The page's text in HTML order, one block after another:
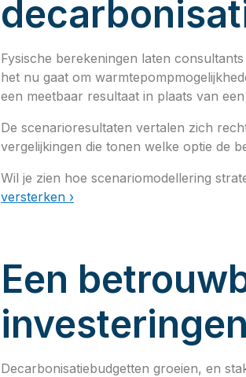
Fysische berekeningen laten
het nu gaat om
een meetbaar resultaat in plaats van
De scenarioresultaten vertalen zich
vergelijkingen die tonen welke optie de
Wil je zien hoe scenariomodellering
versterken ›
Een
investeringen
Decarbonisatiebudgetten groeien, en